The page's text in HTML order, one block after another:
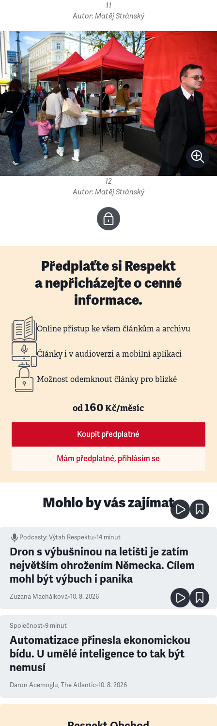
11
Autor: Matěj Stránský
12
Autor: Matěj Stránský
Předplaťte si Respekt
a nepřicházejte o cenné
informace.
Online přístup ke všem článkům a archivu
Články i v audioverzi a mobilní aplikaci
Možnost odemknout články pro blízké
od160Kč/měsíc
Koupit předplatné
Mám předplatné, přihlásím se
Mohlo by vás zajímat
Podcasty:Výtah Respektu•14 minut
Dron s výbušninou na letišti je zatím
největším ohrožením Německa. Cílem
mohl být výbuch i panika
Zuzana Machálková•10. 8. 2026
Společnost•9 minut
Automatizace přinesla ekonomickou
bídu. U umělé inteligence to tak být
nemusí
Daron Acemoglu, The Atlantic•10. 8. 2026